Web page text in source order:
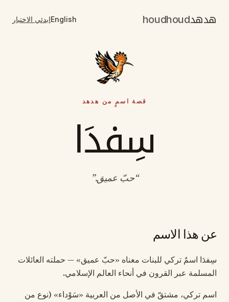
هدهدhoudhoud
Englishابدئي الاختبار
قصة اسمٍ من هدهد
سِفدَا
“حبّ عميق.”
عن هذا الاسم
سِفدَا اسمٌ تركي للبنات معناه «حبّ عميق» — حملته العائلات
المسلمة عبر القرون في أنحاء العالم الإسلامي.
اسم تركي، مشتقّ في الأصل من العربية «سَوْداء» (نوع من